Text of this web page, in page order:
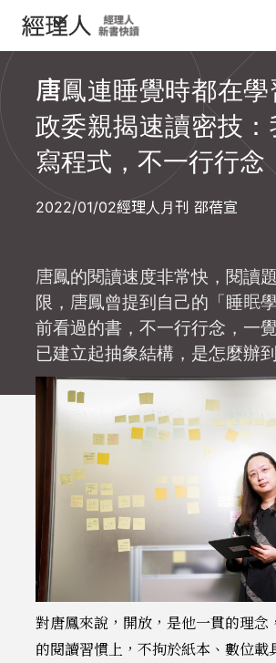
唐鳳連睡覺時都在
政委親揭速讀密技
寫程式，不一行行念
2022/01/02經理人月刊 邵蓓宣
唐鳳的閱讀速度非常快，閱讀
限，唐鳳曾提到自己的「睡眠
前看過的書，不一行行念，一
已建立起抽象結構，是怎麼辦
對唐鳳來說，開放，是他一貫的理念
的閱讀習慣上，不拘於紙本、數位載